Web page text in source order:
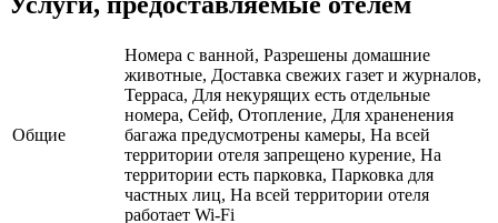
Общие
Номера с ванной, Разрешены домашние
животные, Доставка свежих газет и журналов,
Терраса, Для некурящих есть отдельные
номера, Сейф, Отопление, Для храненения
багажа предусмотрены камеры, На всей
территории отеля запрещено курение, На
территории есть парковка, Парковка для
частных лиц, На всей территории отеля
работает Wi-Fi